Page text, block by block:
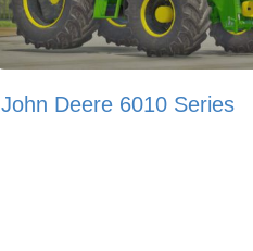
John Deere 6010 Series